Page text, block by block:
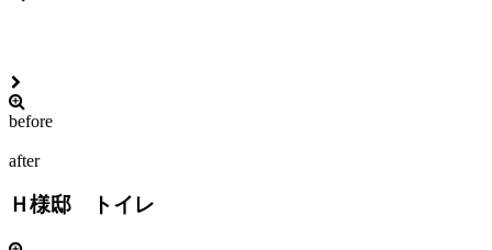
before
after
Ｈ様邸 トイレ